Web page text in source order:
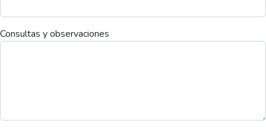
Consultas y observaciones